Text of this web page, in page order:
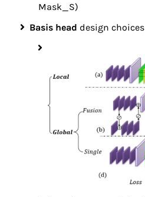
Mask_S)
Basis head design choices